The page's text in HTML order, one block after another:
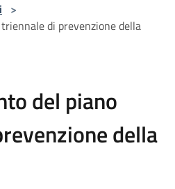
>
di prevenzione della
del piano
della